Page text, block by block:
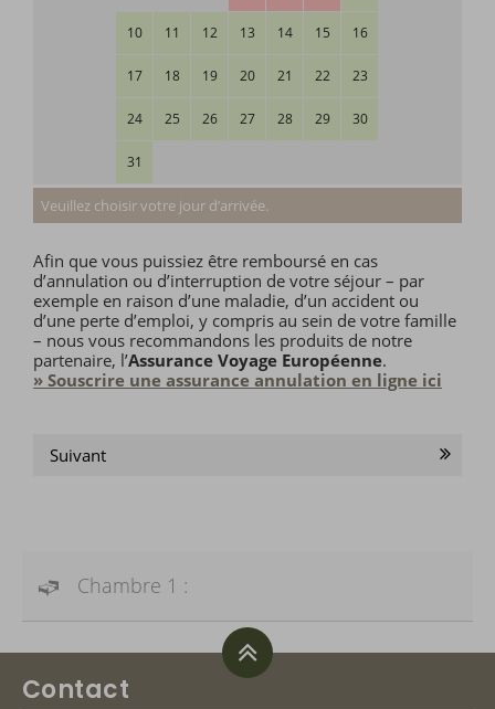
10 11 12 13 14 15 16
17 18 19 20 21 22 23
24 25 26 27 28 29 30
31
Veuillez choisir votre jour d’arrivée.
Afin que vous puissiez être remboursé en cas
d’annulation ou d’interruption de votre séjour – par
exemple en raison d’une maladie, d’un accident ou
d’une perte d’emploi, y compris au sein de votre famille
– nous vous recommandons les produits de notre
partenaire, l’Assurance Voyage Européenne.
» Souscrire une assurance annulation en ligne ici
Suivant
Chambre 1 :
Contact